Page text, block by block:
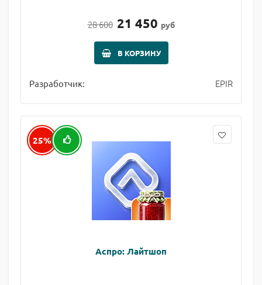
28 600 21 450 руб
В КОРЗИНУ
Разработчик: EPIR
25%
Аспро: Лайтшоп